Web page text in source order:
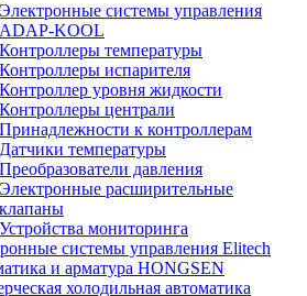
Электронные системы управления
ADAP-KOOL
Контроллеры температуры
Контроллеры испарителя
Контроллер уровня жидкости
Контроллеры централи
Принадлежности к контроллерам
Датчики температуры
Преобразователи давления
Электронные расширительные
клапаны
Устройства мониторинга
системы управления Elitech
и арматура HONGSEN
холодильная автоматика